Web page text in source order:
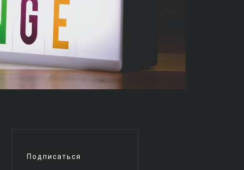
Подписаться